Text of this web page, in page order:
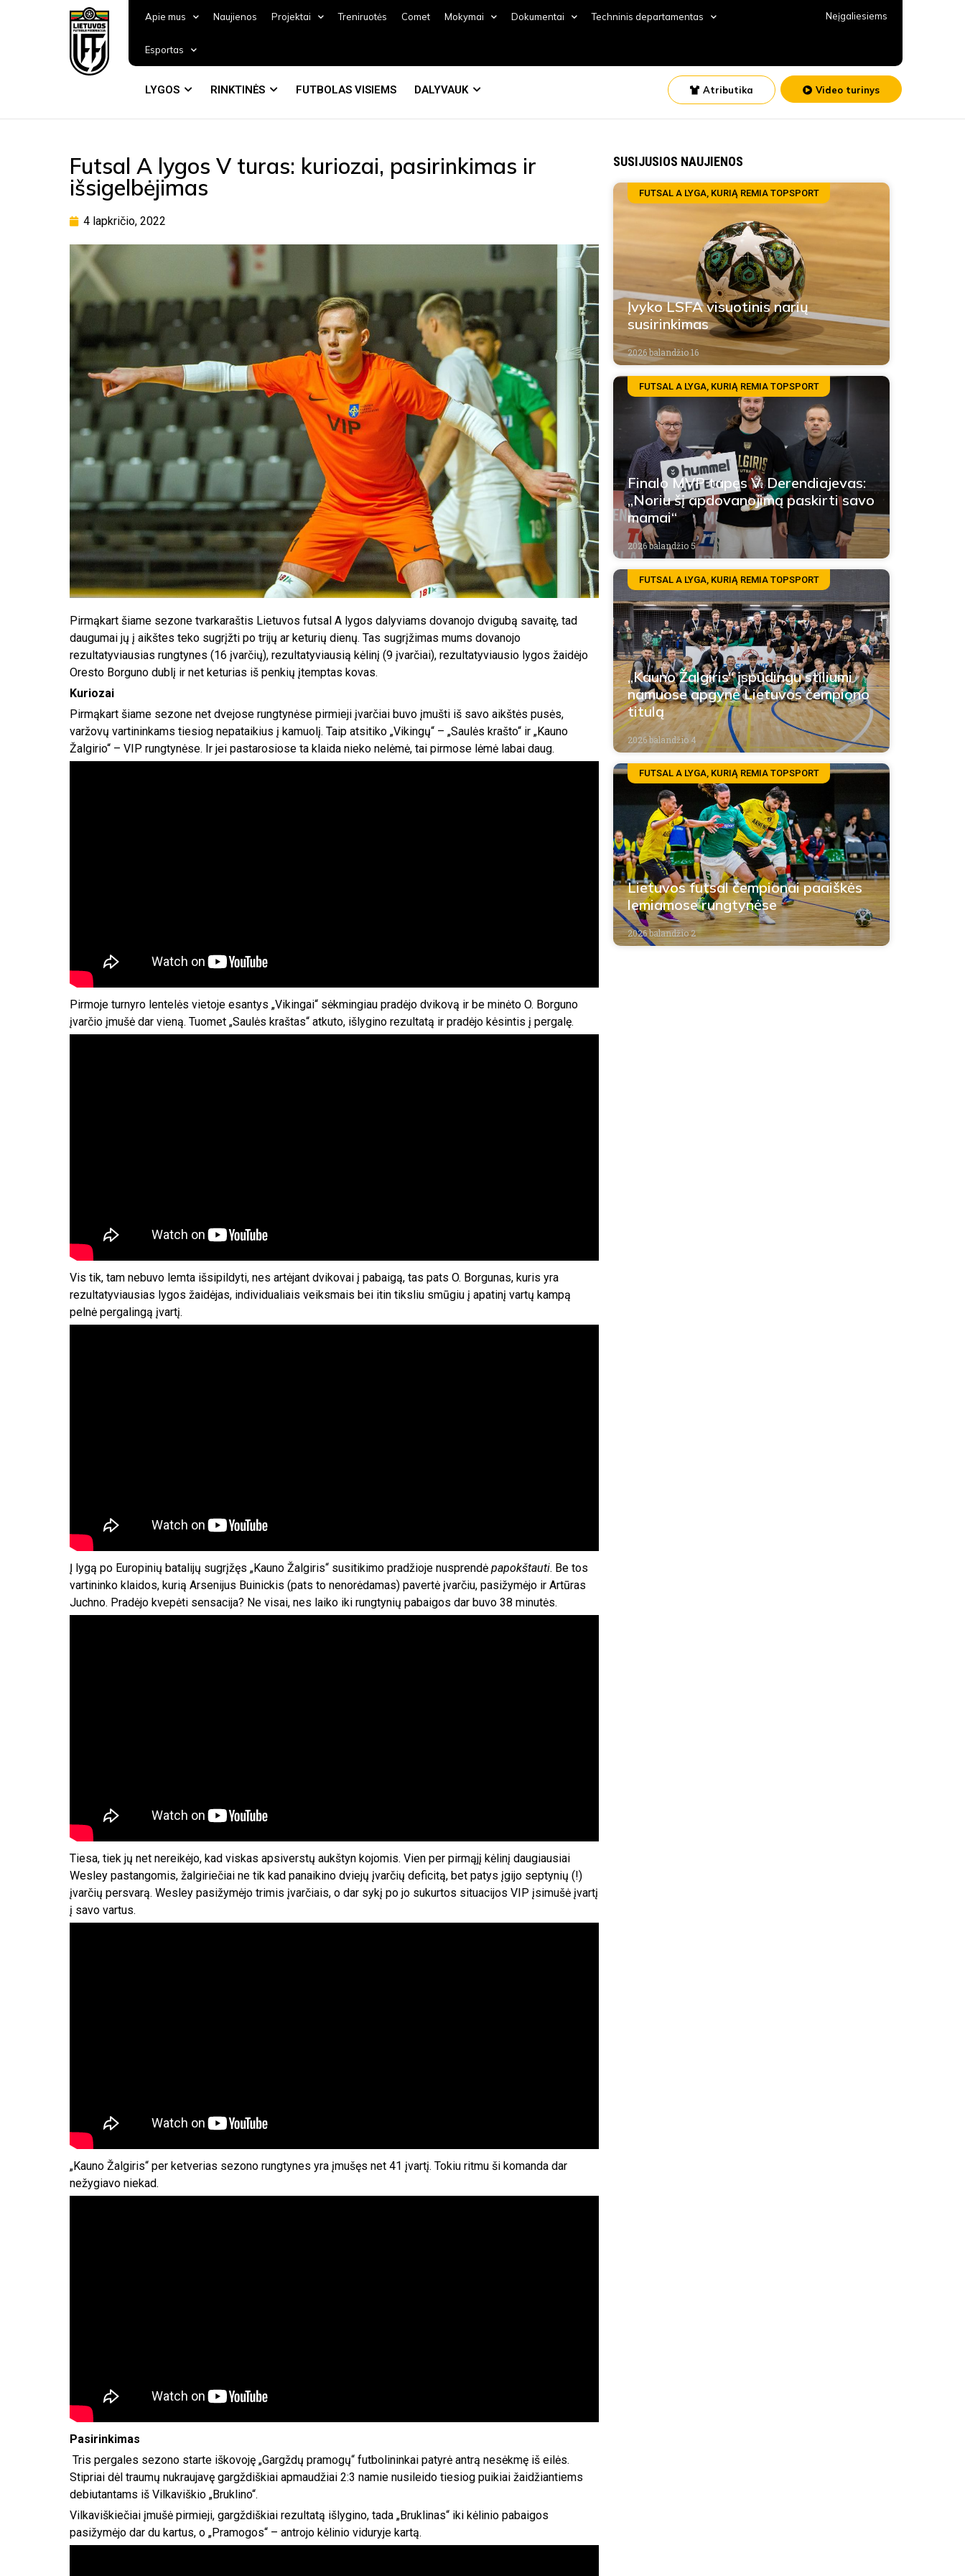
Apie mus Naujienos Projektai Treniruotės Comet Mokymai Dokumentai Techninis departamentas
Esportas
Neįgaliesiems
LYGOS RINKTINĖS FUTBOLAS VISIEMS DALYVAUK Atributika Video turinys
Futsal A lygos V turas: kuriozai, pasirinkimas ir
išsigelbėjimas
4 lapkričio, 2022
Pirmąkart šiame sezone tvarkaraštis Lietuvos futsal A lygos dalyviams dovanojo dvigubą savaitę, tad
daugumai jų į aikštes teko sugrįžti po trijų ar keturių dienų. Tas sugrįžimas mums dovanojo
rezultatyviausias rungtynes (16 įvarčių), rezultatyviausią kėlinį (9 įvarčiai), rezultatyviausio lygos žaidėjo
Oresto Borguno dublį ir net keturias iš penkių įtemptas kovas.
Kuriozai
Pirmąkart šiame sezone net dvejose rungtynėse pirmieji įvarčiai buvo įmušti iš savo aikštės pusės,
varžovų vartininkams tiesiog nepataikius į kamuolį. Taip atsitiko „Vikingų“ – „Saulės krašto“ ir „Kauno
Žalgirio“ – VIP rungtynėse. Ir jei pastarosiose ta klaida nieko nelėmė, tai pirmose lėmė labai daug.
Pirmoje turnyro lentelės vietoje esantys „Vikingai“ sėkmingiau pradėjo dvikovą ir be minėto O. Borguno
įvarčio įmušė dar vieną. Tuomet „Saulės kraštas“ atkuto, išlygino rezultatą ir pradėjo kėsintis į pergalę.
Vis tik, tam nebuvo lemta išsipildyti, nes artėjant dvikovai į pabaigą, tas pats O. Borgunas, kuris yra
rezultatyviausias lygos žaidėjas, individualiais veiksmais bei itin tiksliu smūgiu į apatinį vartų kampą
pelnė pergalingą įvartį.
Į lygą po Europinių batalijų sugrįžęs „Kauno Žalgiris“ susitikimo pradžioje nusprendė papokštauti. Be tos
vartininko klaidos, kurią Arsenijus Buinickis (pats to nenorėdamas) pavertė įvarčiu, pasižymėjo ir Artūras
Juchno. Pradėjo kvepėti sensacija? Ne visai, nes laiko iki rungtynių pabaigos dar buvo 38 minutės.
Tiesa, tiek jų net nereikėjo, kad viskas apsiverstų aukštyn kojomis. Vien per pirmąjį kėlinį daugiausiai
Wesley pastangomis, žalgiriečiai ne tik kad panaikino dviejų įvarčių deficitą, bet patys įgijo septynių (!)
įvarčių persvarą. Wesley pasižymėjo trimis įvarčiais, o dar sykį po jo sukurtos situacijos VIP įsimušė įvartį
į savo vartus.
„Kauno Žalgiris“ per ketverias sezono rungtynes yra įmušęs net 41 įvartį. Tokiu ritmu ši komanda dar
nežygiavo niekad.
Pasirinkimas
Tris pergales sezono starte iškovoję „Gargždų pramogų“ futbolininkai patyrė antrą nesėkmę iš eilės.
Stipriai dėl traumų nukraujavę gargždiškiai apmaudžiai 2:3 namie nusileido tiesiog puikiai žaidžiantiems
debiutantams iš Vilkaviškio „Bruklino“.
Vilkaviškiečiai įmušė pirmieji, gargždiškiai rezultatą išlygino, tada „Bruklinas“ iki kėlinio pabaigos
pasižymėjo dar du kartus, o „Pramogos“ – antrojo kėlinio viduryje kartą.
SUSIJUSIOS NAUJIENOS
FUTSAL A LYGA, KURIĄ REMIA TOPSPORT
Įvyko LSFA visuotinis narių
susirinkimas
2026 balandžio 16
FUTSAL A LYGA, KURIĄ REMIA TOPSPORT
Finalo MVP tapęs V. Derendiajevas:
„Noriu šį apdovanojimą paskirti savo
mamai“
2026 balandžio 5
FUTSAL A LYGA, KURIĄ REMIA TOPSPORT
„Kauno Žalgiris“ įspūdingu stiliumi
namuose apgynė Lietuvos čempiono
titulą
2026 balandžio 4
FUTSAL A LYGA, KURIĄ REMIA TOPSPORT
Lietuvos futsal čempionai paaiškės
lemiamose rungtynėse
2026 balandžio 2